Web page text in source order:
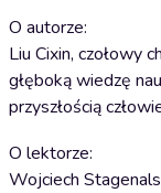
O autorze:
Liu Cixin, czołowy
głęboką wiedzę
przyszłością
O lektorze:
Wojciech